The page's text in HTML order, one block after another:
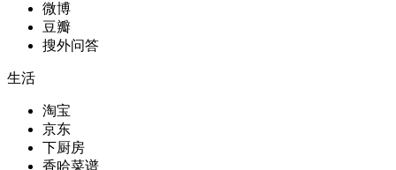
微博
豆瓣
搜外问答
生活
淘宝
京东
下厨房
香哈菜谱